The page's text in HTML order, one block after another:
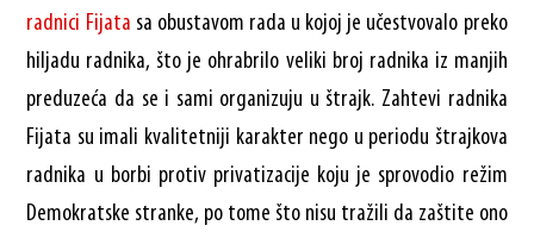
radnici Fijata sa obustavom rada u kojoj je učestvovalo preko
hiljadu radnika, što je ohrabrilo veliki broj radnika iz manjih
preduzeća da se i sami organizuju u štrajk. Zahtevi radnika
Fijata su imali kvalitetniji karakter nego u periodu štrajkova
radnika u borbi protiv privatizacije koju je sprovodio režim
Demokratske stranke, po tome što nisu tražili da zaštite ono